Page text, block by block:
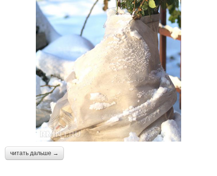
читать дальше →